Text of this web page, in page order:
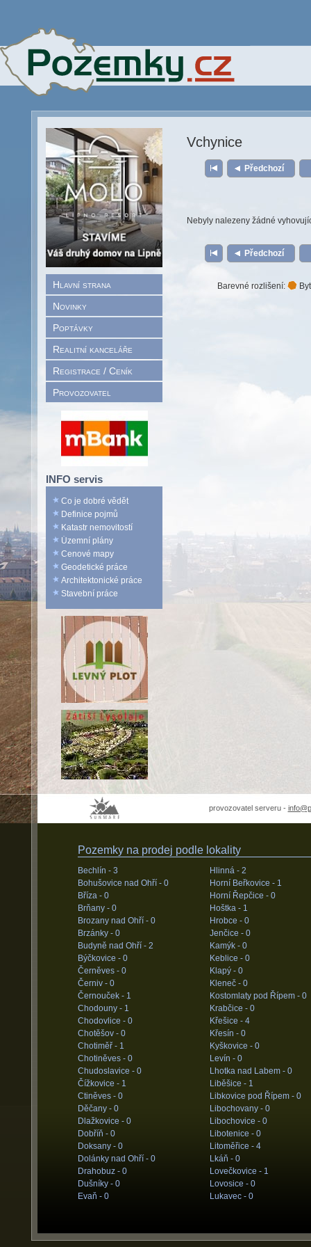
Hlavní strana
Novinky
Poptávky
Realitní kanceláře
Registrace / Ceník
Provozovatel
INFO servis
Co je dobré vědět
Definice pojmů
Katastr nemovitostí
Územní plány
Cenové mapy
Geodetické práce
Architektonické práce
Stavební práce
Vchynice
Předchozí
Nebyly nalezeny žádné
Předchozí
Barevné rozlišení:
provozovatel serveru -
Pozemky na prodej podle lokality
Bechlín - 3
Bohušovice nad Ohří - 0
Bříza - 0
Brňany - 0
Brozany nad Ohří - 0
Brzánky - 0
Budyně nad Ohří - 2
Býčkovice - 0
Černěves - 0
Černiv - 0
Černouček - 1
Chodouny - 1
Chodovlice - 0
Chotěšov - 0
Chotiměř - 1
Chotiněves - 0
Chudoslavice - 0
Čížkovice - 1
Ctiněves - 0
Děčany - 0
Dlažkovice - 0
Dobříň - 0
Doksany - 0
Dolánky nad Ohří - 0
Drahobuz - 0
Dušníky - 0
Evaň - 0
Hlinná - 2
Horní Beřkovice - 1
Horní Řepčice - 0
Hoštka - 1
Hrobce - 0
Jenčice - 0
Kamýk - 0
Keblice - 0
Klapý - 0
Kleneč - 0
Kostomlaty pod Řípem - 0
Krabčice - 0
Křešice - 4
Křesín - 0
Kyškovice - 0
Levín - 0
Lhotka nad Labem - 0
Liběšice - 1
Libkovice pod Řípem - 0
Libochovany - 0
Libochovice - 0
Libotenice - 0
Litoměřice - 4
Lkáň - 0
Lovečkovice - 1
Lovosice - 0
Lukavec - 0